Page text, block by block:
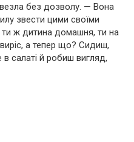
без дозволу. — Вона
звести цими своїми
ж дитина домашня, ти на
а тепер що? Сидиш,
салаті й робиш вигляд,